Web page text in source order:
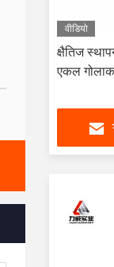
वीडियो
क्षैतिज
एकल